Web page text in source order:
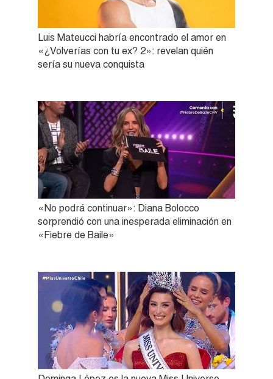
Luis Mateucci habría encontrado el amor en
«¿Volverías con tu ex? 2»: revelan quién
sería su nueva conquista
«No podrá continuar»: Diana Bolocco
sorprendió con una inesperada eliminación en
«Fiebre de Baile»